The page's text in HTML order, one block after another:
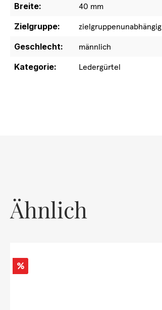
Breite:
40 mm
Zielgruppe:
zielgruppenunabhängig
Geschlecht:
männlich
Kategorie:
Ledergürtel
Ähnlich
Rabatt
%